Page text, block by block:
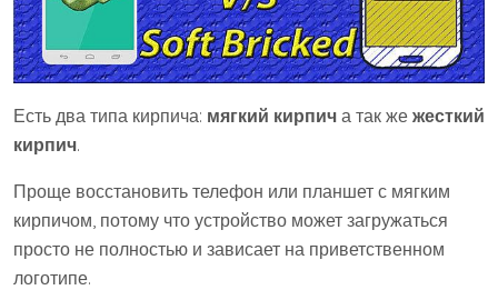
Есть два типа кирпича: мягкий кирпич а так же жесткий
кирпич.
Проще восстановить телефон или планшет с мягким
кирпичом, потому что устройство может загружаться
просто не полностью и зависает на приветственном
логотипе.